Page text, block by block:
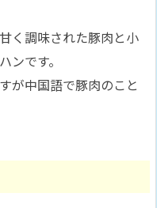
く調味された豚肉と小
ンです。
が中国語で豚肉のこと